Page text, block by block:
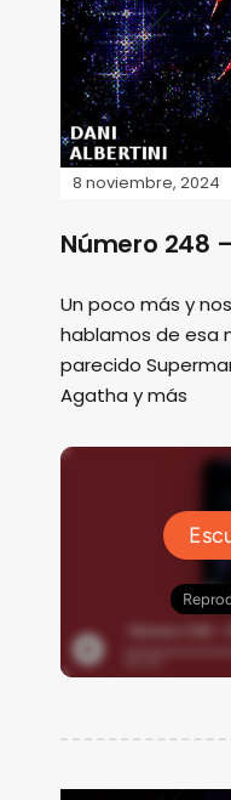
8 noviembre, 2024
Número 248
Un poco más y
hablamos de esa
parecido
Agatha y más